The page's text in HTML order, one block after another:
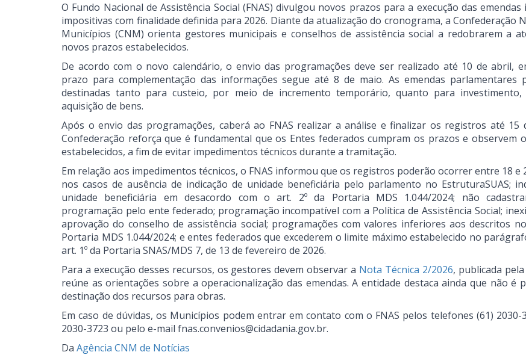
O Fundo Nacional de Assistência Social (FNAS) divulgou novos prazos para a execução das emendas
impositivas com finalidade definida para 2026. Diante da atualização do cronograma, a Confederação
Municípios (CNM) orienta gestores municipais e conselhos de assistência social a redobrarem a
novos prazos estabelecidos.
De acordo com o novo calendário, o envio das programações deve ser realizado até 10 de abril,
prazo para complementação das informações segue até 8 de maio. As emendas parlamentares
destinadas tanto para custeio, por meio de incremento temporário, quanto para investimento,
aquisição de bens.
Após o envio das programações, caberá ao FNAS realizar a análise e finalizar os registros até 15
Confederação reforça que é fundamental que os Entes federados cumpram os prazos e observem
estabelecidos, a fim de evitar impedimentos técnicos durante a tramitação.
Em relação aos impedimentos técnicos, o FNAS informou que os registros poderão ocorrer entre 18 e
nos casos de ausência de indicação de unidade beneficiária pelo parlamento no EstruturaSUAS;
unidade beneficiária em desacordo com o art. 2º da Portaria MDS 1.044/2024; não
programação pelo ente federado; programação incompatível com a Política de Assistência Social;
aprovação do conselho de assistência social; programações com valores inferiores aos descritos
Portaria MDS 1.044/2024; e entes federados que excederem o limite máximo estabelecido no
art. 1º da Portaria SNAS/MDS 7, de 13 de fevereiro de 2026.
Para a execução desses recursos, os gestores devem observar a Nota Técnica 2/2026, publicada
reúne as orientações sobre a operacionalização das emendas. A entidade destaca ainda que não é
destinação dos recursos para obras.
Em caso de dúvidas, os Municípios podem entrar em contato com o FNAS pelos telefones (61) 2030-
2030-3723 ou pelo e-mail fnas.convenios@cidadania.gov.br.
Da Agência CNM de Notícias